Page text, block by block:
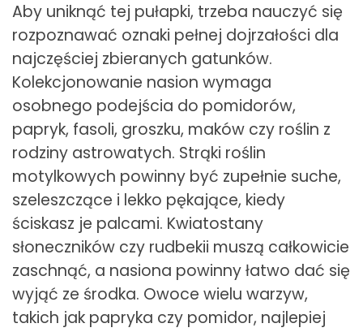
Aby uniknąć tej pułapki, trzeba nauczyć się
rozpoznawać oznaki pełnej dojrzałości dla
najczęściej zbieranych gatunków.
Kolekcjonowanie nasion wymaga
osobnego podejścia do pomidorów,
papryk, fasoli, groszku, maków czy roślin z
rodziny astrowatych. Strąki roślin
motylkowych powinny być zupełnie suche,
szeleszczące i lekko pękające, kiedy
ściskasz je palcami. Kwiatostany
słoneczników czy rudbekii muszą całkowicie
zaschnąć, a nasiona powinny łatwo dać się
wyjąć ze środka. Owoce wielu warzyw,
takich jak papryka czy pomidor, najlepiej